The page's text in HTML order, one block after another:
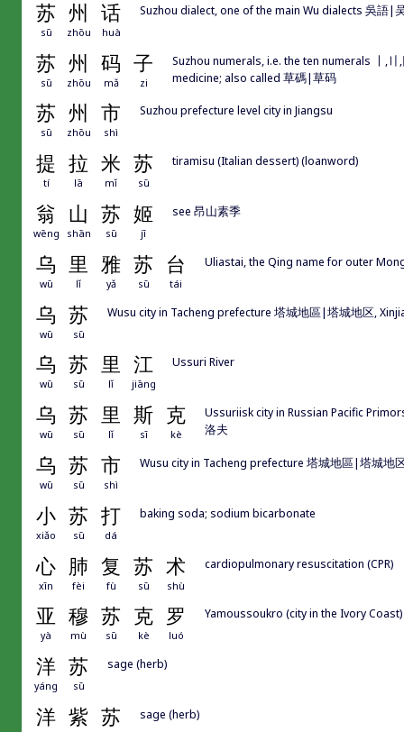
苏 州 话
sū zhōu huà
Suzhou dialect, one of the main Wu dialects 吳語|
苏 州 码 子
sū zhōu mǎ zi
Suzhou numerals, i.e. the ten numerals 〡,
medicine; also called 草碼|草码
苏 州 市
sū zhōu shì
Suzhou prefecture level city in Jiangsu
提 拉 米 苏
tí lā mǐ sū
tiramisu (Italian dessert) (loanword)
翁 山 苏 姬
wēng shān sū jī
see 昂山素季
乌 里 雅 苏 台
wū lǐ yǎ sū tái
Uliastai, the Qing name for outer
乌 苏
wū sū
Wusu city in Tacheng prefecture 塔城地區|塔城地区,
乌 苏 里 江
wū sū lǐ jiāng
Ussuri River
乌 苏 里 斯 克
wū sū lǐ sī kè
Ussuriisk city in Russian Pacific
洛夫
乌 苏 市
wū sū shì
Wusu city in Tacheng prefecture 塔城地區|塔城地
小 苏 打
xiǎo sū dá
baking soda; sodium bicarbonate
心 肺 复 苏 术
xīn fèi fù sū shù
cardiopulmonary resuscitation (CPR)
亚 穆 苏 克 罗
yà mù sū kè luó
Yamoussoukro (city in the Ivory Coast)
洋 苏
yáng sū
sage (herb)
洋 紫 苏 sage (herb)